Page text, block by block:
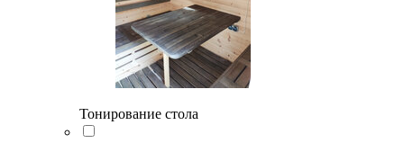
Тонирование стола